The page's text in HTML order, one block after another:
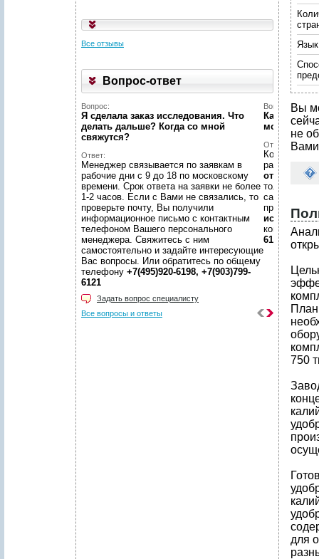
Все отзывы
Вопрос-ответ
Вопрос:
Я сделала заказ исследования. Что
делать дальше? Когда со мной
свяжутся?
Ответ:
Менеджер связывается по заявкам в
рабочие дни с 9 до 18 по московскому
времени. Срок ответа на заявки не более
1-2 часов. Если с Вами не связались, то
проверьте почту, Вы получили
информационное письмо с контактным
телефоном Вашего персонального
менеджера. Свяжитесь с ним
самостоятельно и задайте интересующие
Вас вопросы. Или обратитесь по общему
телефону +7(495)920-6198, +7(903)799-
6121
Вопрос:
Как найти
можете
Ответ:
Конечно
размещено
отчетов
,
только
самой
предложить
6198,
Задать вопрос специалисту
Все вопросы и ответы
Вы
не
750
для